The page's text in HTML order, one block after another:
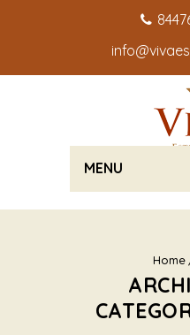
MENU
Home